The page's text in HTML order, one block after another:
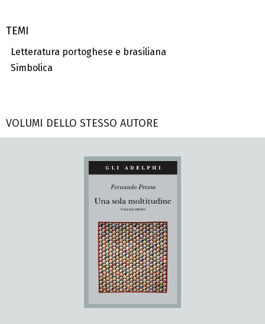
TEMI
Letteratura portoghese e brasiliana
Simbolica
VOLUMI DELLO STESSO AUTORE